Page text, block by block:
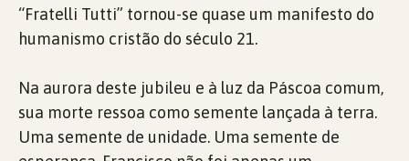
“Fratelli Tutti” tornou-se quase um manifesto do
humanismo cristão do século 21.
Na aurora deste jubileu e à luz da Páscoa comum,
sua morte ressoa como semente lançada à terra.
Uma semente de unidade. Uma semente de